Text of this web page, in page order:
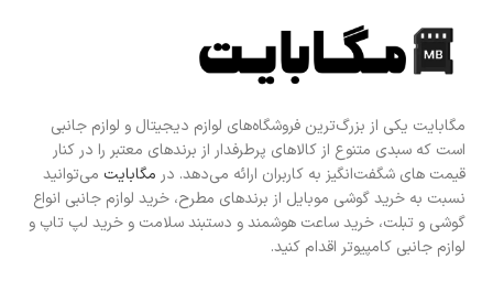
مگابایت یکی از بزرگ‌ترین فروشگاه‌های لوازم دیجیتال و لوازم جانبی
است که سبدی متنوع از کالاهای پرطرفدار از برندهای معتبر را در کنار
قیمت های شگفت‌انگیز به کاربران ارائه می‌دهد. در مگابایت می‌توانید
نسبت به خرید گوشی موبایل از برندهای مطرح، خرید لوازم جانبی انواع
گوشی و تبلت، خرید ساعت هوشمند و دستبند سلامت و خرید لپ تاپ و
لوازم جانبی کامپیوتر اقدام کنید.